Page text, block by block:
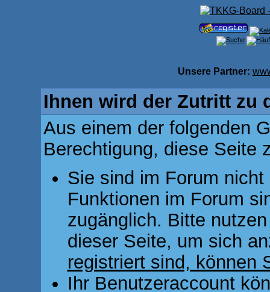
Unsere Partner:
Ihnen wird der Zutritt zu
Aus einem der folgenden
Berechtigung, diese Seite
Sie sind im Forum
Funktionen im Forum
zugänglich. Bitte
dieser Seite, um sich
registriert sind, können
Ihr Benutzeraccount